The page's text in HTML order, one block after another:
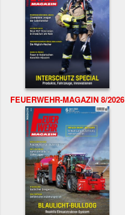
FEUERWEHR-MAGAZIN 8/2026